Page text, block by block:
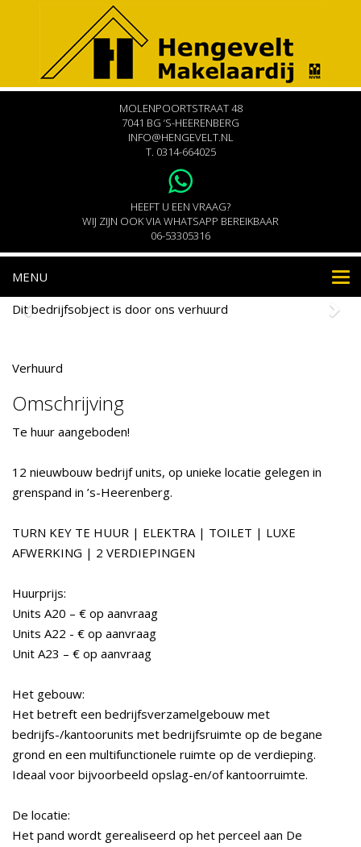
MOLENPOORTSTRAAT 48
7041 BG ‘S-HEERENBERG
INFO@HENGEVELT.NL
T. 0314-664025
HEEFT U EEN VRAAG?
WIJ ZIJN OOK VIA WHATSAPP BEREIKBAAR
06-53305316
MENU
Dit bedrijfsobject is door ons verhuurd
Verhuurd
Omschrijving
Te huur aangeboden!
12 nieuwbouw bedrijf units, op unieke locatie gelegen in
grenspand in ’s-Heerenberg.
TURN KEY TE HUUR | ELEKTRA | TOILET | LUXE
AFWERKING | 2 VERDIEPINGEN
Huurprijs:
Units A20 – € op aanvraag
Units A22 - € op aanvraag
Unit A23 – € op aanvraag
Het gebouw:
Het betreft een bedrijfsverzamelgebouw met
bedrijfs-/kantoorunits met bedrijfsruimte op de begane
grond en een multifunctionele ruimte op de verdieping.
Ideaal voor bijvoorbeeld opslag-en/of kantoorruimte.
De locatie:
Het pand wordt gerealiseerd op het perceel aan De